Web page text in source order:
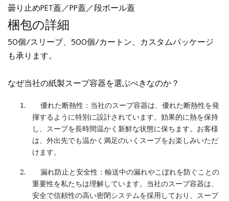
曇り止めPET蓋／PP蓋／段ボール蓋
梱包の詳細
50個/スリーブ、500個/カートン、カスタムパッケージ
も承ります。
なぜ当社の紙製スープ容器を選ぶべきなのか？
1.
優れた断熱性：当社のスープ容器は、優れた断熱性を発
揮するように特別に設計されています。効果的に熱を保持
し、スープを長時間温かく新鮮な状態に保ちます。お客様
は、外出先でも温かく満足のいくスープをお楽しみいただ
けます。
2.
漏れ防止と安全性：輸送中の漏れやこぼれを防ぐことの
重要性を私たちは理解しています。当社のスープ容器は、
安全で信頼性の高い密閉システムを採用しており、スープ